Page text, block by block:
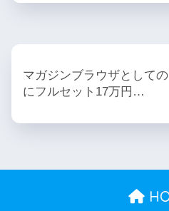
マガジンブラウザとして
にフルセット17万円…